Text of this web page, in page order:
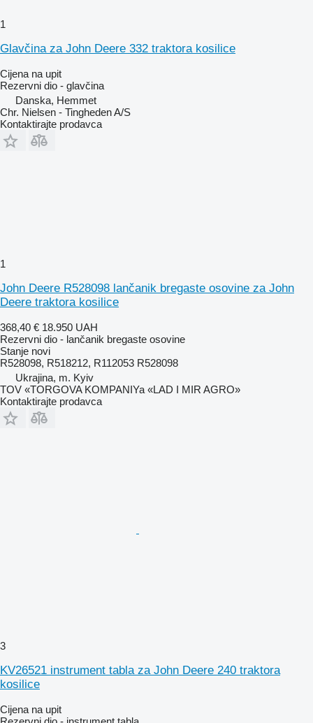
1
Glavčina za John Deere 332 traktora kosilice
Cijena na upit
Rezervni dio - glavčina
Danska, Hemmet
Chr. Nielsen - Tingheden A/S
Kontaktirajte prodavca
1
John Deere R528098 lančanik bregaste osovine za John
Deere traktora kosilice
368,40 € 18.950 UAH
Rezervni dio - lančanik bregaste osovine
Stanje novi
R528098, R518212, R112053 R528098
Ukrajina, m. Kyiv
TOV «TORGOVA KOMPANIYa «LAD I MIR AGRO»
Kontaktirajte prodavca
3
KV26521 instrument tabla za John Deere 240 traktora
kosilice
Cijena na upit